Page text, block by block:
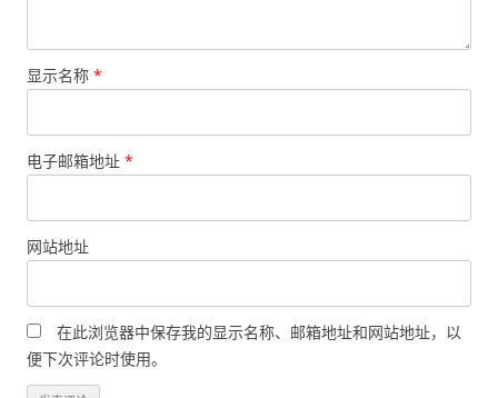
显示名称 *
电子邮箱地址 *
网站地址
在此浏览器中保存我的显示名称、邮箱地址和网站地址，以
便下次评论时使用。